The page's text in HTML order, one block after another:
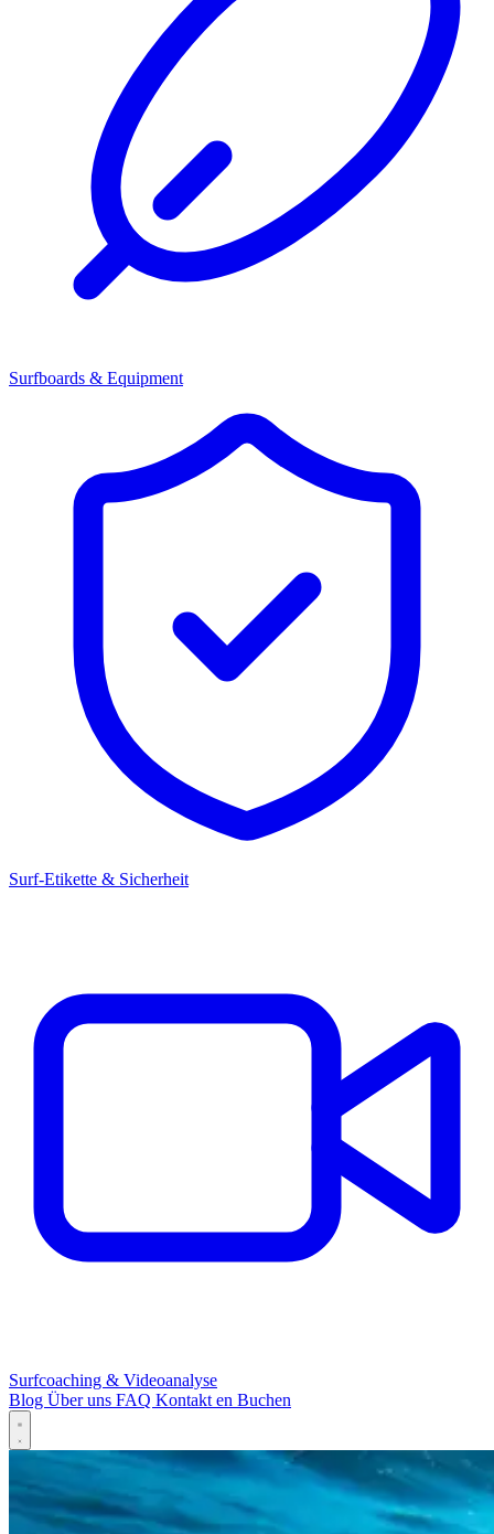
Surfboards & Equipment
Surf-Etikette & Sicherheit
Surfcoaching & Videoanalyse
Blog Über uns FAQ Kontakten Buchen